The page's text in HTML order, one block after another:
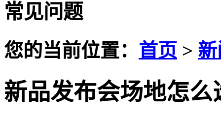
常见问题
您的当前位置： 首页 >
新品发布会场地怎